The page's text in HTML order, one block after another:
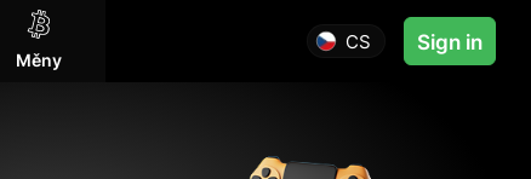
Měny
CS Sign in